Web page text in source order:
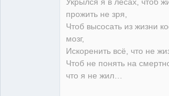
Укрылся я в лесах, чтоб
прожить не зря,
Чтоб высосать из жизни
мозг,
Искоренить всё, что не
Чтоб не понять на
что я не жил…